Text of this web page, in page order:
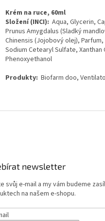
Krém na ruce, 60ml
Složení (INCI): Aqua, Glycerin,
Prunus Amygdalus (Sladký
Chinensis (Jojobový olej),
Sodium Cetearyl Sulfate,
Phenoxyethanol
Produkty: Biofarm doo,
newsletter
svůj e-mail a my vám budeme
na našem e-shopu.